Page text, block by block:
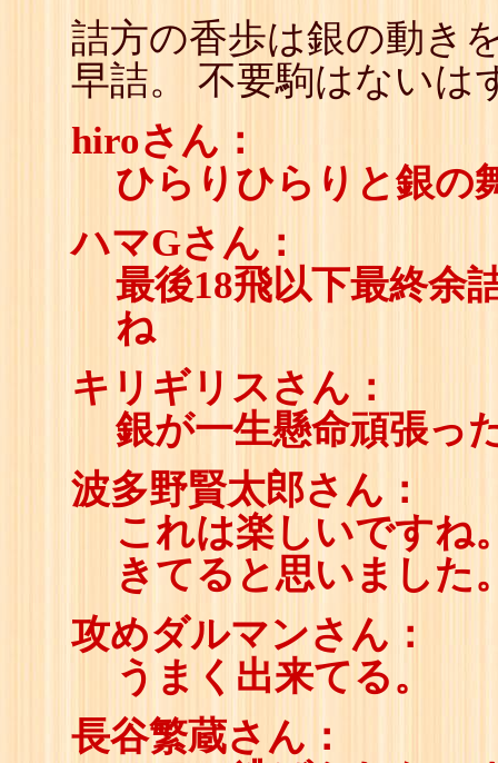
詰方の香歩は銀の動き
早詰。 不要駒はないは
hiroさん：
ひらりひらりと銀の
ハマGさん：
最後18飛以下最終余
ね
キリギリスさん：
銀が一生懸命頑張っ
波多野賢太郎さん：
これは楽しいですね
きてると思いました
攻めダルマンさん：
うまく出来てる。
長谷繁蔵さん：